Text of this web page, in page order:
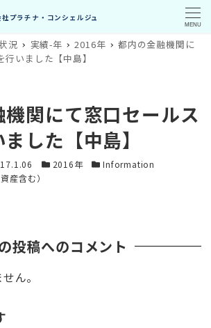
MENU
況 実績-年 2016年
都内の金融機関に
いました【中島】
関にて窓口セールス
した【中島】
日 カテゴリー
2016年 カテゴリー
Information
産含む）
投稿へのコメント
ん。